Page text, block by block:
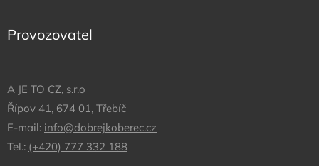
Provozovatel
A JE TO CZ, s.r.o
Řípov 41, 674 01, Třebíč
E-mail: info@dobrejkoberec.cz
Tel.: (+420) 777 332 188